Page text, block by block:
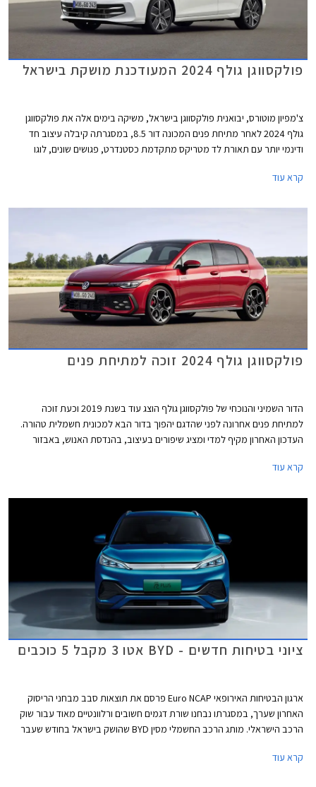
פולקסווגן גולף 2024 המעודכנת מושקת בישראל
צ'מפיון מוטורס, יבואנית פולקסווגן בישראל, משיקה בימים אלה את פולקסווגן
גולף 2024 לאחר מתיחת פנים המכונה דור 8.5, במסגרתה קיבלה עיצוב חד
ודינמי יותר עם תאורת לד מטריקס מתקדמת כסטנדרט, פגושים שונים, לוגו
אינץ' עם ממשק נוח יותר לתפעול ואפשרויות התאמה אישית. בנוסף עודכן היצע
משמעותית ביחס לדגם הקודם ועומד על החל מ- 169,900 ₪.
קרא עוד
פולקסווגן גולף 2024 זוכה למתיחת פנים
הדור השמיני והנוכחי של פולקסווגן גולף הוצג עוד בשנת 2019 וכעת זוכה
למתיחת פנים אחרונה לפני שהדגם יהפוך בדור הבא למכונית חשמלית טהורה.
העדכון האחרון מקיף למדי ומציג שיפורים בעיצוב, בהנדסת האנוש, באבזור
מוותרת על תיבת ההילוכים הידנית עקב תקנות זיהום האוויר המחמירות בתקן
קרא עוד
ציוני בטיחות חדשים - BYD אטו 3 מקבל 5 כוכבים
ארגון הבטיחות האירופאי Euro NCAP פרסם את תוצאות סבב מבחני הריסוק
האחרון שערך, במסגרתו נבחנו שורת דגמים חשובים ורלוונטיים מאוד עבור שוק
הרכב הישראלי. מותג הרכב החשמלי מסין BYD שהושק בישראל בחודש שעבר
קרא עוד